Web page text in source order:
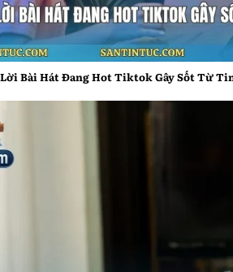
Lời Bài Hát Đang Hot Tiktok Gây
Lời Bài Hát Đang Hot Tiktok Gây Sốt Từ